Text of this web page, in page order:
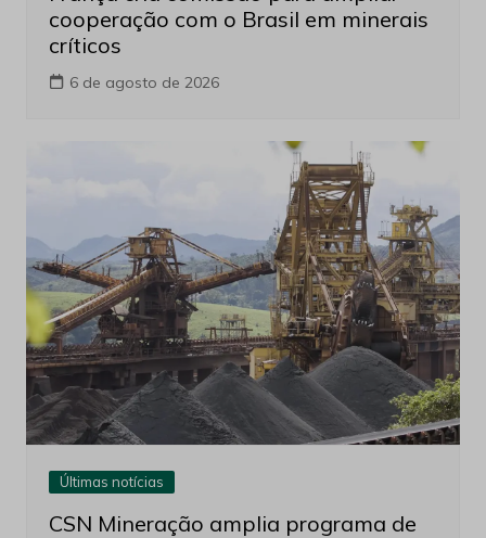
cooperação com o Brasil em minerais
críticos
6 de agosto de 2026
Últimas notícias
CSN Mineração amplia programa de